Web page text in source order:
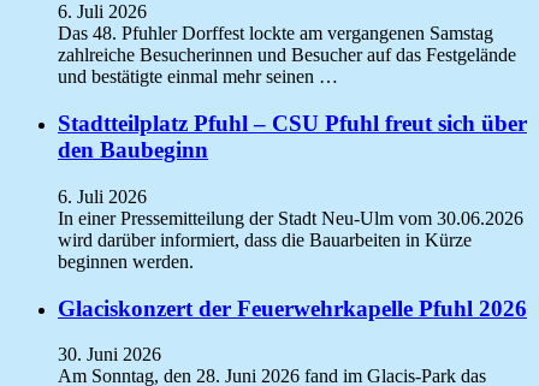
6. Juli 2026
Das 48. Pfuhler Dorffest lockte am vergangenen Samstag
zahlreiche Besucherinnen und Besucher auf das Festgelände
und bestätigte einmal mehr seinen …
Stadtteilplatz Pfuhl – CSU Pfuhl freut sich über
den Baubeginn
6. Juli 2026
In einer Pressemitteilung der Stadt Neu-Ulm vom 30.06.2026
wird darüber informiert, dass die Bauarbeiten in Kürze
beginnen werden.
Glaciskonzert der Feuerwehrkapelle Pfuhl 2026
30. Juni 2026
Am Sonntag, den 28. Juni 2026 fand im Glacis-Park das